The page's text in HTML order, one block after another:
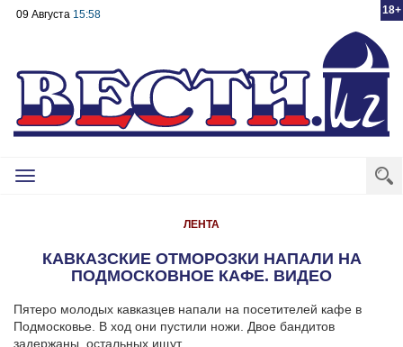
18+
09 Августа 15:58
Toggle
ЛЕНТА
КАВКАЗСКИЕ ОТМОРОЗКИ НАПАЛИ НА
ПОДМОСКОВНОЕ КАФЕ. ВИДЕО
Пятеро молодых кавказцев напали на посетителей кафе в
Подмосковье. В ход они пустили ножи. Двое бандитов
задержаны, остальных ищут.